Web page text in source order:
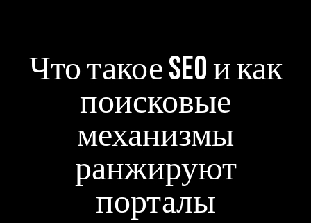
Что такое SEO и как
поисковые
механизмы
ранжируют
порталы